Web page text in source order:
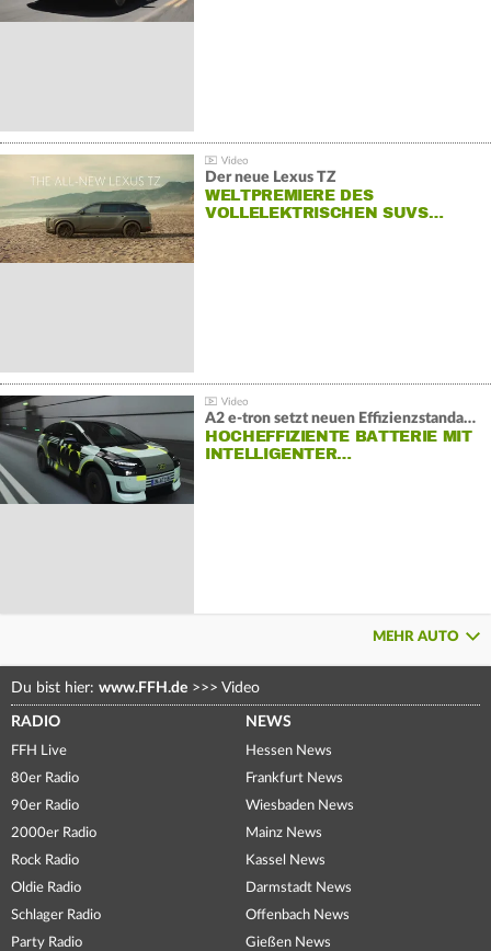
Der neue Lexus TZ
WELTPREMIERE DES
VOLLELEKTRISCHEN SUVS…
A2 e-tron setzt neuen Effizienzstandard bei Audi
HOCHEFFIZIENTE BATTERIE MIT
INTELLIGENTER…
MEHR AUTO
Du bist hier: www.FFH.de >>> Video
RADIO
FFH Live
80er Radio
90er Radio
2000er Radio
Rock Radio
Oldie Radio
Schlager Radio
Party Radio
NEWS
Hessen News
Frankfurt News
Wiesbaden News
Mainz News
Kassel News
Darmstadt News
Offenbach News
Gießen News